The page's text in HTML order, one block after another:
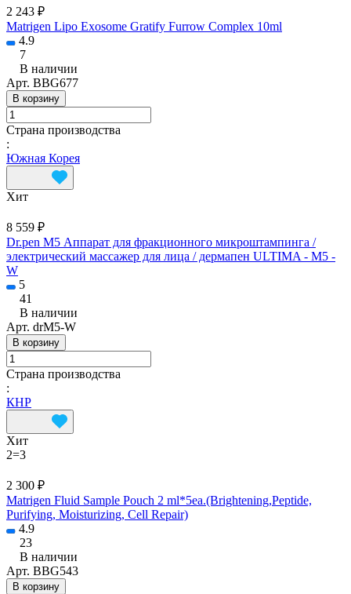
2 243 ₽
Matrigen Lipo Exosome Gratify Furrow Complex 10ml
4.9
7
В наличии
Арт. BBG677
В корзину
Страна производства
:
Южная Корея
Хит
8 559 ₽
Dr.pen M5 Аппарат для фракционного микроштампинга /
электрический массажер для лица / дермапен ULTIMA - M5 -
W
5
41
В наличии
Арт. drM5-W
В корзину
Страна производства
:
КНР
Хит
2=3
2 300 ₽
Matrigen Fluid Sample Pouch 2 ml*5ea.(Brightening,Peptide,
Purifying, Moisturizing, Cell Repair)
4.9
23
В наличии
Арт. BBG543
В корзину